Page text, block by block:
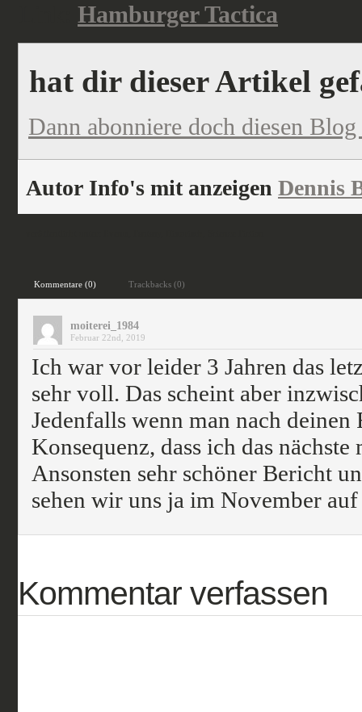
Hamburger Tactica
hat dir dieser Artikel
Dann abonniere doch diesen
Autor Info's mit anzeigen Dennis
Kommentare (0) Trackbacks (0)
moiterei_1984
Februar 22nd, 2019
Ich war vor leider 3 Jahren das
sehr voll. Das scheint aber
Jedenfalls wenn man nach
Konsequenz, dass ich das
Ansonsten sehr schöner Bericht
sehen wir uns ja im November
Kommentar verfassen